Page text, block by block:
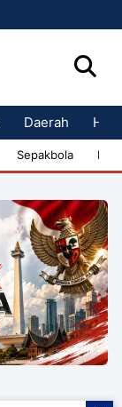
Daerah
Sepakbola